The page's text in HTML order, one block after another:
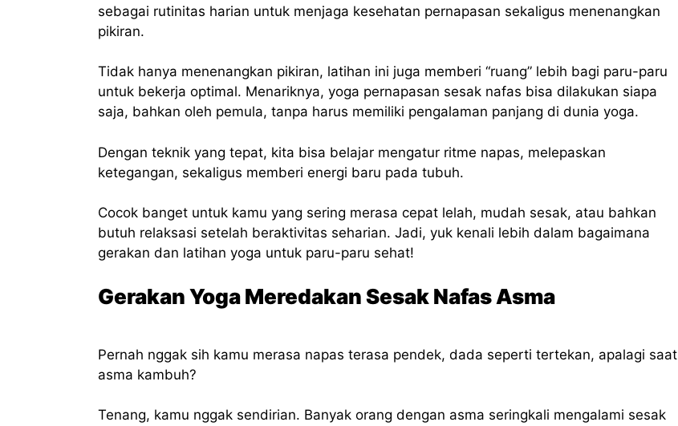
sebagai rutinitas harian untuk menjaga kesehatan pernapasan sekaligus menenangkan
pikiran.
Tidak hanya menenangkan pikiran, latihan ini juga memberi “ruang” lebih bagi paru-paru
untuk bekerja optimal. Menariknya, yoga pernapasan sesak nafas bisa dilakukan siapa
saja, bahkan oleh pemula, tanpa harus memiliki pengalaman panjang di dunia yoga.
Dengan teknik yang tepat, kita bisa belajar mengatur ritme napas, melepaskan
ketegangan, sekaligus memberi energi baru pada tubuh.
Cocok banget untuk kamu yang sering merasa cepat lelah, mudah sesak, atau bahkan
butuh relaksasi setelah beraktivitas seharian. Jadi, yuk kenali lebih dalam bagaimana
gerakan dan latihan yoga untuk paru-paru sehat!
Gerakan Yoga Meredakan Sesak Nafas Asma
Pernah nggak sih kamu merasa napas terasa pendek, dada seperti tertekan, apalagi saat
asma kambuh?
Tenang, kamu nggak sendirian. Banyak orang dengan asma seringkali mengalami sesak